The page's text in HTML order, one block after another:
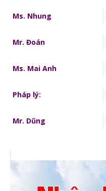
Ms. Nhung
Mr. Đoán
Ms. Mai Anh
Pháp lý:
Mr. Dũng